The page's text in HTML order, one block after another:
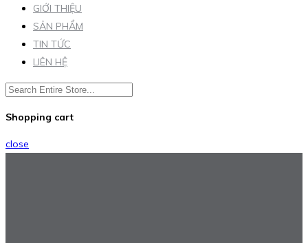
GIỚI THIỆU
SẢN PHẨM
TIN TỨC
LIÊN HỆ
Shopping cart
close